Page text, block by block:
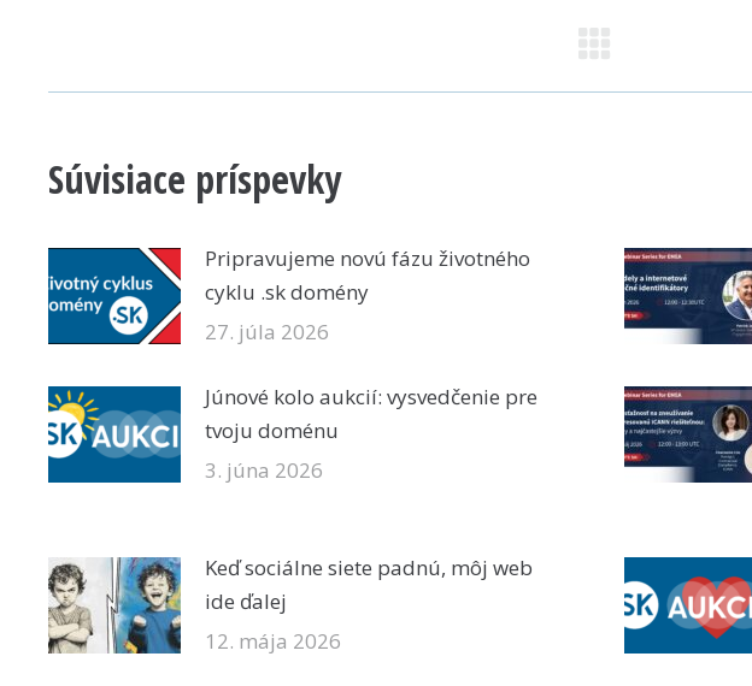
NAVIGATION
Súvisiace príspevky
Pripravujeme novú fázu životného
cyklu .sk domény
27. júla 2026
Júnové kolo aukcií: vysvedčenie pre
tvoju doménu
3. júna 2026
Keď sociálne siete padnú, môj web
ide ďalej
12. mája 2026